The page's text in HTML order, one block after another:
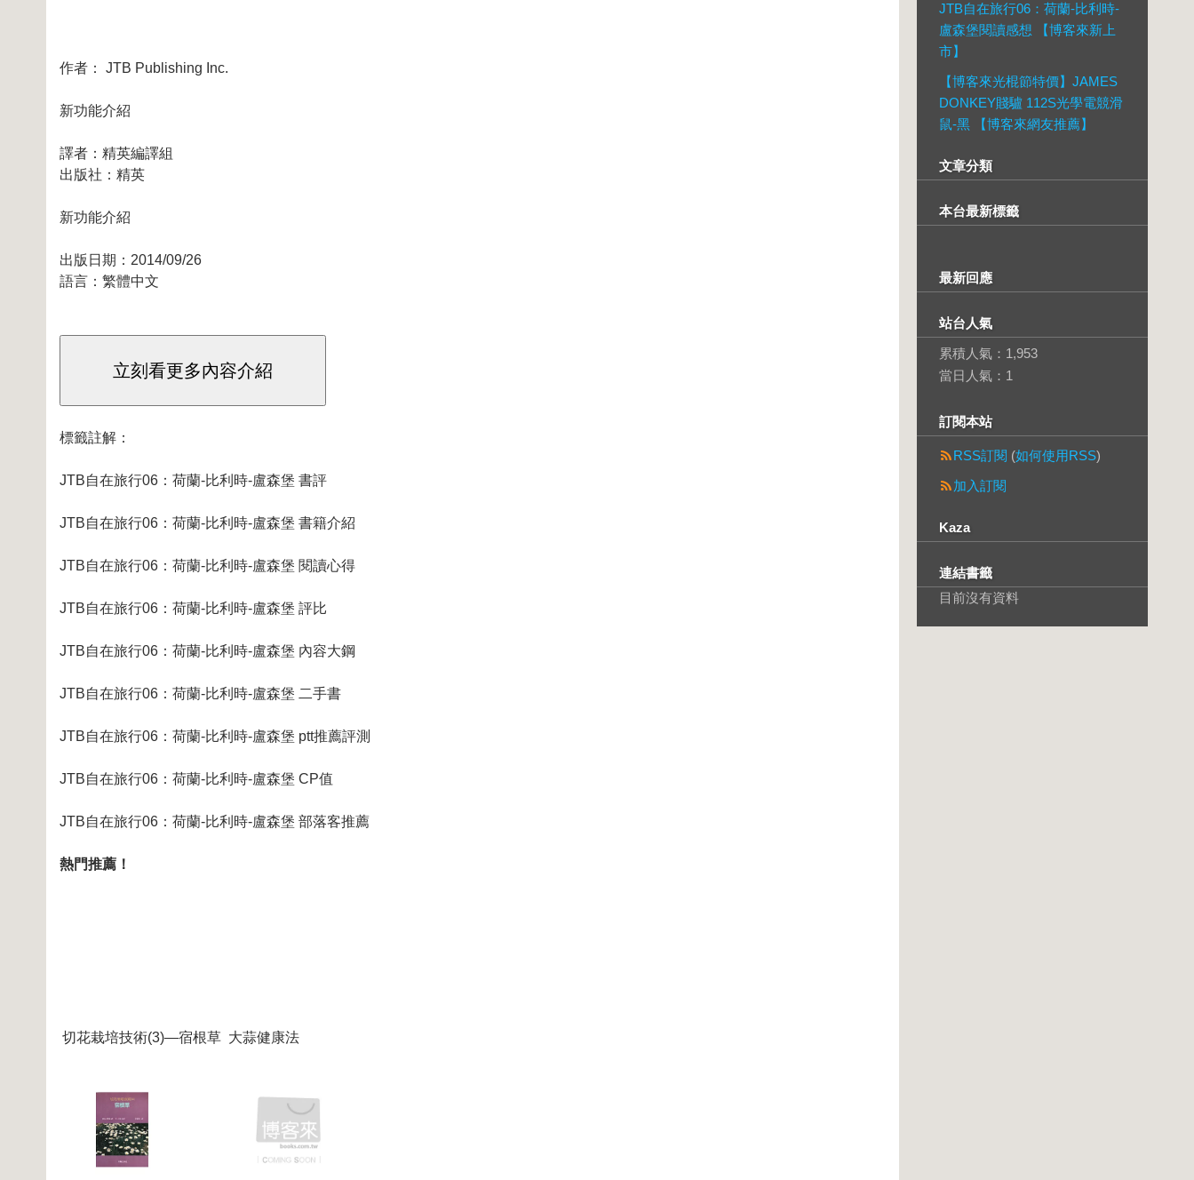
作者： JTB Publishing Inc.
新功能介紹
譯者：精英編譯組
出版社： 精英
新功能介紹
出版日期：2014/09/26
語言：繁體中文
標籤註解：
JTB自在旅行06：荷蘭-比利時-盧森堡 書評
JTB自在旅行06：荷蘭-比利時-盧森堡 書籍介紹
JTB自在旅行06：荷蘭-比利時-盧森堡 閱讀心得
JTB自在旅行06：荷蘭-比利時-盧森堡 評比
JTB自在旅行06：荷蘭-比利時-盧森堡 內容大鋼
JTB自在旅行06：荷蘭-比利時-盧森堡 二手書
JTB自在旅行06：荷蘭-比利時-盧森堡 ptt推薦評測
JTB自在旅行06：荷蘭-比利時-盧森堡 CP值
JTB自在旅行06：荷蘭-比利時-盧森堡 部落客推薦
熱門推薦！
切花栽培技術(3)—宿根草 大蒜健康法
JTB自在旅行06：荷蘭-比利時-
盧森堡閱讀感想 【博客來新上
市】
【博客來光棍節特價】JAMES
DONKEY賤驢 112S光學電競滑
鼠-黑 【博客來網友推薦】
文章分類
本台最新標籤
最新回應
站台人氣
累積人氣： 1,953
當日人氣： 1
訂閱本站
RSS訂閱 (如何使用RSS)
加入訂閱
Kaza
連結書籤
目前沒有資料